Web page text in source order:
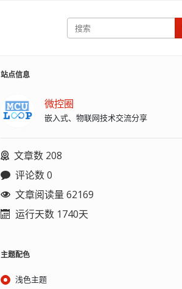
站点信息
微控圈
嵌入式、物联网技术交流分享
文章数 208
评论数 0
文章阅读量 62169
运行天数 1740天
主题配色
浅色主题